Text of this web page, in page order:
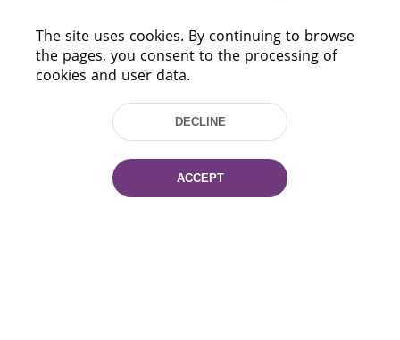
HELP
The site uses cookies. By continuing to browse
the pages, you consent to the processing of
cookies and user data.
DECLINE
ACCEPT